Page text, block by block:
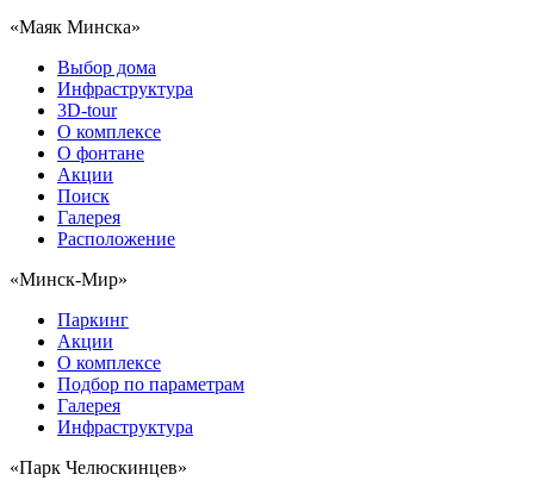
«Маяк Минска»
Выбор дома
Инфраструктура
3D-tour
О комплексе
О фонтане
Акции
Поиск
Галерея
Расположение
«Минск-Мир»
Паркинг
Акции
О комплексе
Подбор по параметрам
Галерея
Инфраструктура
«Парк Челюскинцев»